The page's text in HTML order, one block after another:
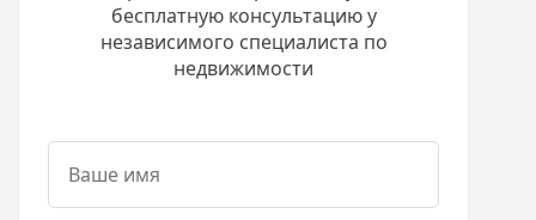
бесплатную консультацию у
независимого специалиста по
недвижимости